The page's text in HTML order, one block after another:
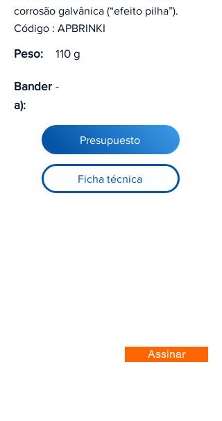
corrosão galvânica (“efeito pilha”).
Código : APBRINKI
Peso: 110 g
Bander
a):
-
Presupuesto
Ficha técnica
Assinar